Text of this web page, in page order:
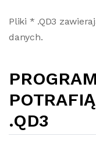
Pliki * .QD3
danych.
.QD3